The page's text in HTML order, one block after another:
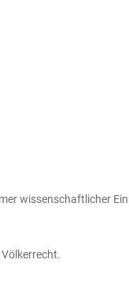
wissenschaftlicher